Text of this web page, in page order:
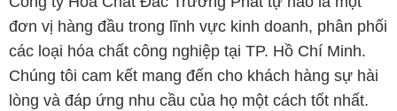
đơn vị hàng đầu trong lĩnh vực kinh doanh, phân phối
các loại hóa chất công nghiệp tại TP. Hồ Chí Minh.
Chúng tôi cam kết mang đến cho khách hàng sự hài
lòng và đáp ứng nhu cầu của họ một cách tốt nhất.